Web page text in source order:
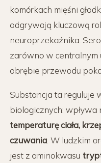
komórkach mięśni
odgrywają kluczową
neuroprzekaźnika.
zarówno w centralnym
obrębie przewodu
Substancja ta reguluje
biologicznych: wpływa
temperaturę ciała,
czuwania . W ludzkim
jest z aminokwasu